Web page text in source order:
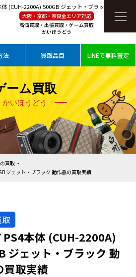
(CUH-2200A) 500GB ジェット・ブラック 動作品を
大阪・京都・奈良全エリア対応
高価買取・出張買取・ゲーム買取
かいほうどう
法 買取品目 LINEで無料査定
ーム買取
かいほうどう
買取
ジェット・ブラック 動作品の買取実績
PS4本体 (CUH-2200A)
ジェット・ブラック 動
買取実績